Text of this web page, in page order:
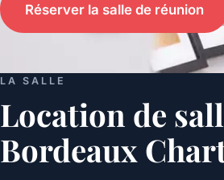
Réserver la salle de réunion
LA SALLE
Location de
Bordeaux